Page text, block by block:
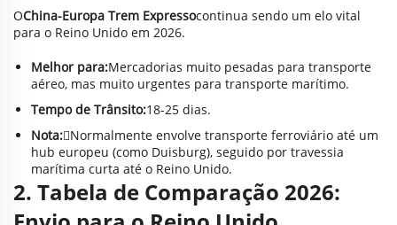
OChina-Europa Trem Expressocontinua sendo um elo vital
para o Reino Unido em 2026.
Melhor para:Mercadorias muito pesadas para transporte
aéreo, mas muito urgentes para transporte marítimo.
Tempo de Trânsito:18-25 dias.
Nota:Normalmente envolve transporte ferroviário até um
hub europeu (como Duisburg), seguido por travessia
marítima curta até o Reino Unido.
2. Tabela de Comparação 2026: